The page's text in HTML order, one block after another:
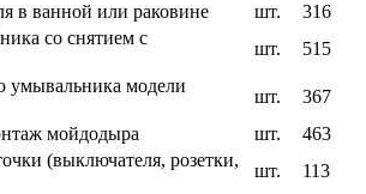
в ванной или раковине
шт.
316
со снятием с
шт.
515
умывальника модели
шт.
367
мойдодыра
шт.
463
(выключателя, розетки,
шт. 113